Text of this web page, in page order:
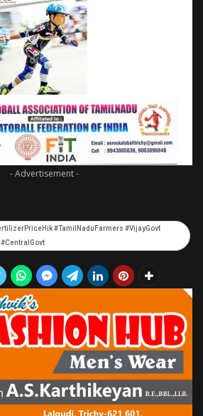
- Advertisement -
#TamilNaduFarmers #VijayGovt